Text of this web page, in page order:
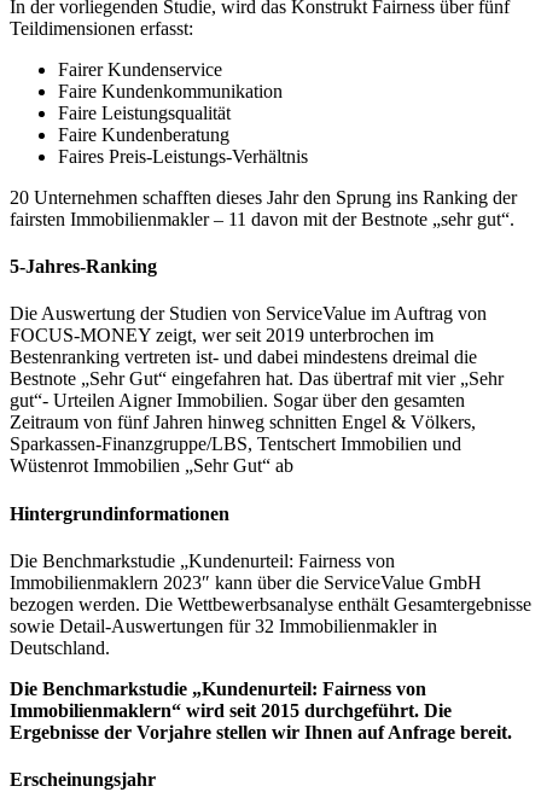
In der vorliegenden Studie, wird das Konstrukt Fairness über fünf
Teildimensionen erfasst:
Fairer Kundenservice
Faire Kundenkommunikation
Faire Leistungsqualität
Faire Kundenberatung
Faires Preis-Leistungs-Verhältnis
20 Unternehmen schafften dieses Jahr den Sprung ins Ranking der
fairsten Immobilienmakler – 11 davon mit der Bestnote „sehr gut“.
5-Jahres-Ranking
Die Auswertung der Studien von ServiceValue im Auftrag von
FOCUS-MONEY zeigt, wer seit 2019 unterbrochen im
Bestenranking vertreten ist- und dabei mindestens dreimal die
Bestnote „Sehr Gut“ eingefahren hat. Das übertraf mit vier „Sehr
gut“- Urteilen Aigner Immobilien. Sogar über den gesamten
Zeitraum von fünf Jahren hinweg schnitten Engel & Völkers,
Sparkassen-Finanzgruppe/LBS, Tentschert Immobilien und
Wüstenrot Immobilien „Sehr Gut“ ab
Hintergrundinformationen
Die Benchmarkstudie „Kundenurteil: Fairness von
Immobilienmaklern 2023″ kann über die ServiceValue GmbH
bezogen werden. Die Wettbewerbsanalyse enthält Gesamtergebnisse
sowie Detail-Auswertungen für 32 Immobilienmakler in
Deutschland.
Die Benchmarkstudie „Kundenurteil: Fairness von
Immobilienmaklern“ wird seit 2015 durchgeführt. Die
Ergebnisse der Vorjahre stellen wir Ihnen auf Anfrage bereit.
Erscheinungsjahr